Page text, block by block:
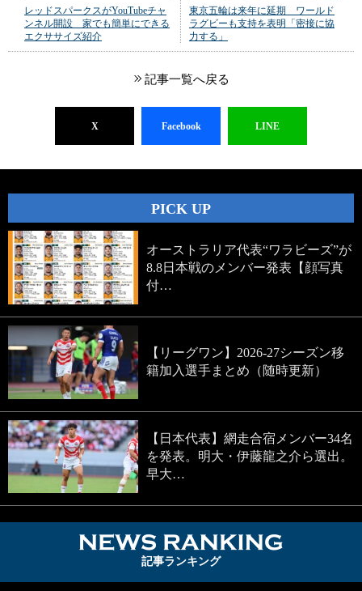
レッドスパークスがYouTubeチャ
ンネル開設 家でも簡単にできる
エクササイズ紹介
東京五輪は来年に延期 ワールド
ラグビーも支持を表明「密接に協
力する」
記事一覧へ戻る
X Facebook LINE
PICK UP
オーストラリア代表“ワラビーズ”が
8.8日本戦のメンバー発表【顔写真
付…
【リーグワン】2026-27シーズン移
籍加入選手まとめ（随時更新）
【日本代表】網走合宿メンバー34名
を発表。明大・伊藤龍之介ら選出。
早大…
記事ランキング